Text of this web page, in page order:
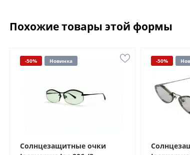
Похожие товары этой формы
-50% Новинка
Солнцезащитные очки
-50%